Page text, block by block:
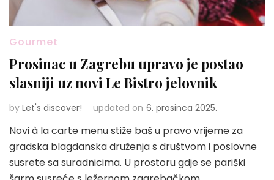
Gourmet
Prosinac u Zagrebu upravo je postao
slasniji uz novi Le Bistro jelovnik
by Let's discover! updated on 6. prosinca 2025.
Novi à la carte menu stiže baš u pravo vrijeme za
gradska blagdanska druženja s društvom i poslovne
susrete sa suradnicima. U prostoru gdje se pariški